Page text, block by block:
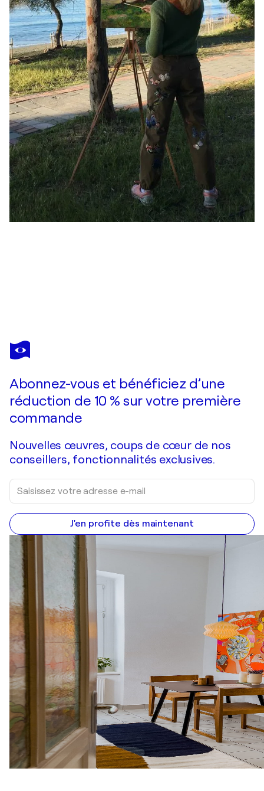
DIANA MALIVANI
Spring. Triptych
Abonnez-vous et bénéficiez d’une
réduction de 10 % sur votre première
commande
Nouvelles œuvres, coups de cœur de nos
conseillers, fonctionnalités exclusives.
J'en profite dès maintenant